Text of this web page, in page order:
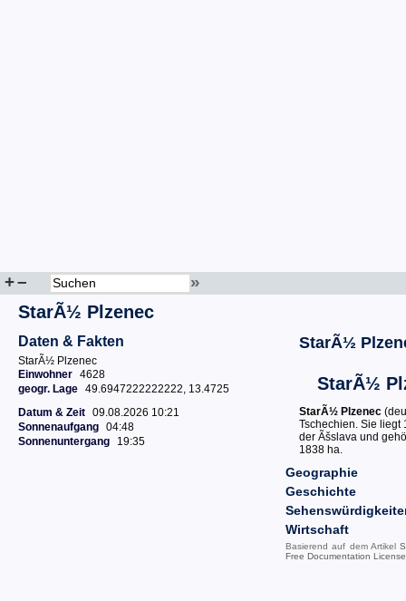
+– »
StarÃ½ Plzenec
Daten & Fakten
StarÃ½ Plzenec
Einwohner 4628
geogr. Lage 49.6947222222222, 13.4725
Datum & Zeit 09.08.2026 10:21
Sonnenaufgang 04:48
Sonnenuntergang
19:35
StarÃ½
StarÃ½
StarÃ½ Plzenec
Tschechien. Sie liegt
der Ãšslava und
1838 ha.
Geographie
Geschichte
Wirtschaft
Basierend auf dem Artikel
Free Documentation License